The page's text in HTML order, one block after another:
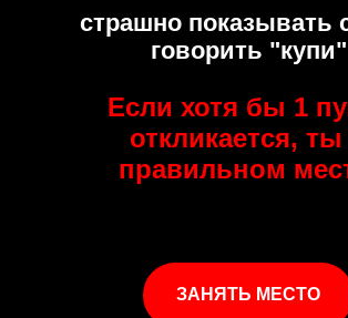
страшно показывать
говорить "купи"
Если хотя бы 1
откликается,
правильном
ЗАНЯТЬ МЕСТО